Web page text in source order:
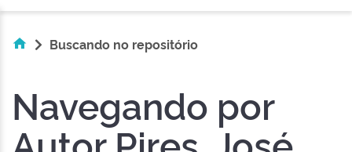
Buscando no repositório
Navegando por